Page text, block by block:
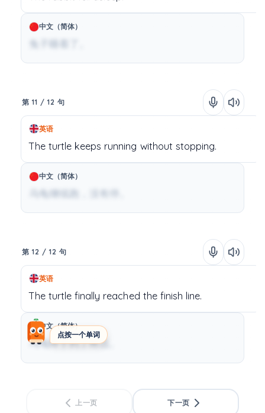
点按一个单词
中文（简体）
兔子睡着了。
第 11 / 12 句
英语
The turtle keeps running without stopping.
中文（简体）
乌龟继续跑，没有停。
第 12 / 12 句
英语
The turtlefinally reached the finish line.
中文（简体）
乌龟终于到了终点。
上一页 下一页